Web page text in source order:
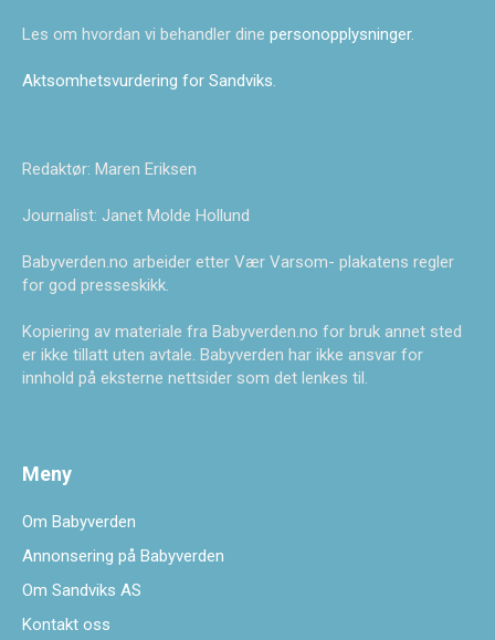
Les om hvordan vi behandler dine personopplysninger.
Aktsomhetsvurdering for Sandviks.
Redaktør: Maren Eriksen
Journalist: Janet Molde Hollund
Babyverden.no arbeider etter Vær Varsom- plakatens regler
for god presseskikk.
Kopiering av materiale fra Babyverden.no for bruk annet sted
er ikke tillatt uten avtale. Babyverden har ikke ansvar for
innhold på eksterne nettsider som det lenkes til.
Meny
Om Babyverden
Annonsering på Babyverden
Om Sandviks AS
Kontakt oss